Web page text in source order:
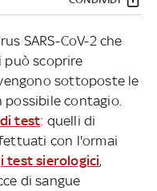
SARS-CoV-2 che
può scoprire
sottoposte le
contagio.
test: quelli di
con l'ormai
i test sierologici,
di sangue